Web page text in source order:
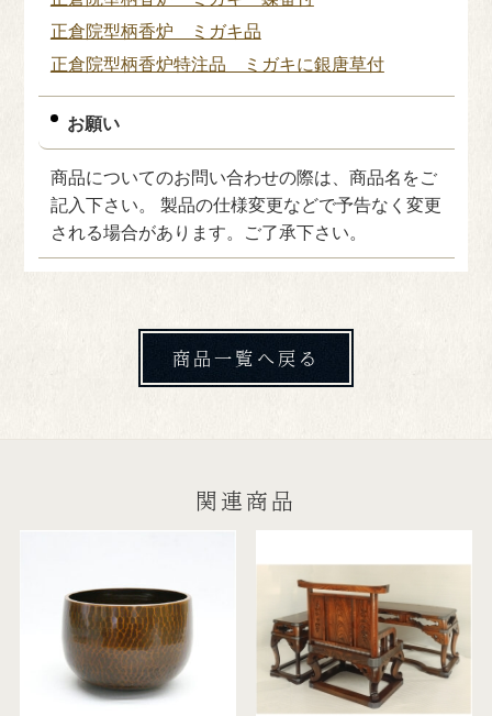
正倉院型柄香炉 ミガキ品
正倉院型柄香炉特注品 ミガキに銀唐草付
お願い
商品についてのお問い合わせの際は、商品名をご
記入下さい。 製品の仕様変更などで予告なく変更
される場合があります。ご了承下さい。
商品一覧へ戻る
関連商品